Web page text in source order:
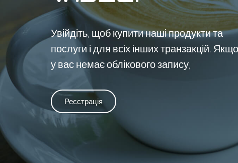
Увійдіть, щоб купити наші продукти та
послуги і для всіх інших транзакцій. Якщо
у вас немає облікового запису;
Реєстрація